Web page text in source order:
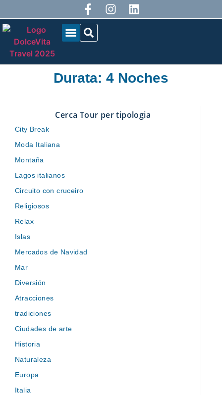
Durata: 4 Noches
Cerca Tour per tipologia
City Break
Moda Italiana
Montaña
Lagos italianos
Circuito con cruceiro
Religiosos
Relax
Islas
Mercados de Navidad
Mar
Diversión
Atracciones
tradiciones
Ciudades de arte
Historia
Naturaleza
Europa
Italia